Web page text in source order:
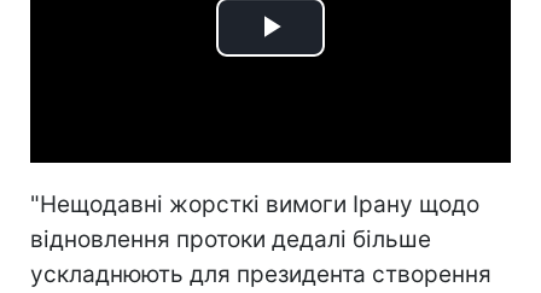
Play
"Нещодавні жорсткі вимоги Ірану щодо
відновлення протоки дедалі більше
ускладнюють для президента створення